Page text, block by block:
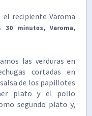
el recipiente Varoma
30 minutos, Varoma,
las verduras en
cortadas en
de los papillotes
plato y el pollo
segundo plato y,